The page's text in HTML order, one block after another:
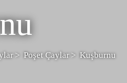
Poşet Çaylar Kuşburnu